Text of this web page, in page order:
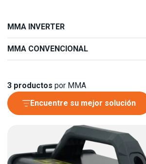
MMA INVERTER
MMA CONVENCIONAL
3 productos por MMA
Encuentre su mejor solución